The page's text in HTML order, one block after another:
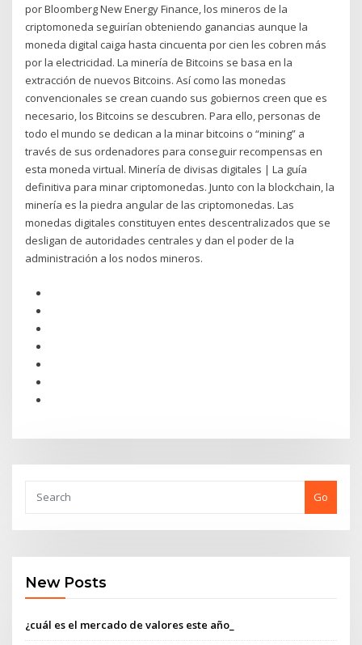
por Bloomberg New Energy Finance, los mineros de la
criptomoneda seguirían obteniendo ganancias aunque la
moneda digital caiga hasta cincuenta por cien les cobren más
por la electricidad. La minería de Bitcoins se basa en la
extracción de nuevos Bitcoins. Así como las monedas
convencionales se crean cuando sus gobiernos creen que es
necesario, los Bitcoins se descubren. Para ello, personas de
todo el mundo se dedican a la minar bitcoins o “mining” a
través de sus ordenadores para conseguir recompensas en
esta moneda virtual. Minería de divisas digitales | La guía
definitiva para minar criptomonedas. Junto con la blockchain, la
minería es la piedra angular de las criptomonedas. Las
monedas digitales constituyen entes descentralizados que se
desligan de autoridades centrales y dan el poder de la
administración a los nodos mineros.
Go
New Posts
¿cuál es el mercado de valores este año_